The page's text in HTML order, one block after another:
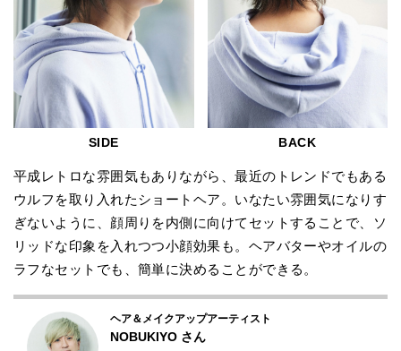
SIDE BACK
平成レトロな雰囲気もありながら、最近のトレンドでもある
ウルフを取り入れたショートヘア。いなたい雰囲気になりす
ぎないように、顔周りを内側に向けてセットすることで、ソ
リッドな印象を入れつつ小顔効果も。ヘアバターやオイルの
ラフなセットでも、簡単に決めることができる。
ヘア＆メイクアップアーティスト
NOBUKIYO さん